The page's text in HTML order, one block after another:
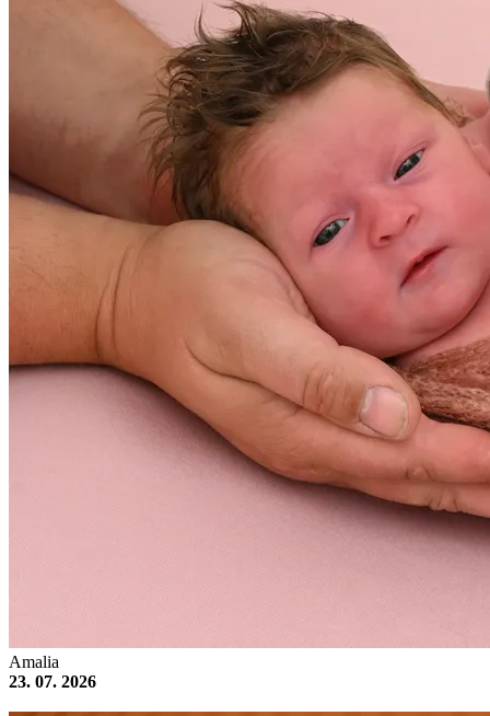
Amalia
23. 07. 2026